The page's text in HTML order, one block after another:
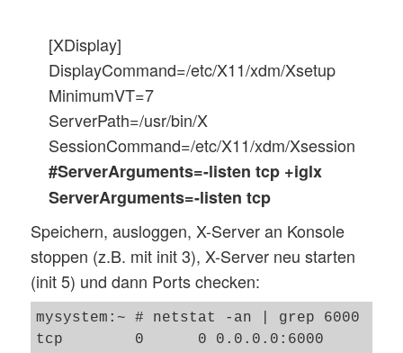
[XDisplay]
DisplayCommand=/etc/X11/xdm/Xsetup
MinimumVT=7
ServerPath=/usr/bin/X
SessionCommand=/etc/X11/xdm/Xsession
#ServerArguments=-listen tcp +iglx
ServerArguments=-listen tcp
Speichern, ausloggen, X-Server an Konsole
stoppen (z.B. mit init 3), X-Server neu starten
(init 5) und dann Ports checken:
mysystem:~ # netstat -an | grep 6000
tcp        0      0 0.0.0.0:6000